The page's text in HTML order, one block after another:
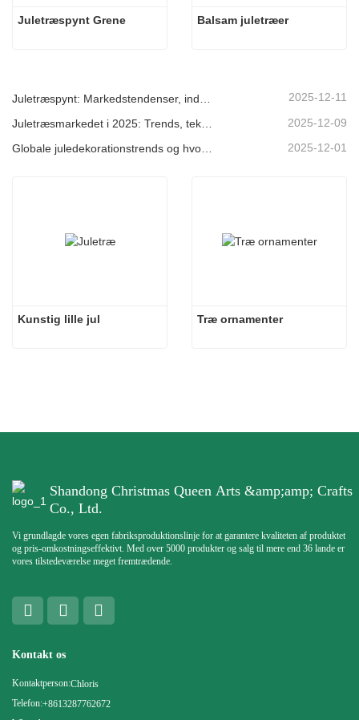
Juletræspynt Grene Balsam juletræer
2025-12-11
2025-12-09
2025-12-01
Kunstig lille jul Træ ornamenter
Shandong Christmas Queen Arts &amp;amp; Crafts
Co., Ltd.
Vi grundlagde vores egen fabriksproduktionslinje for at garantere kvaliteten af ​​produktet
og pris-omkostningseffektivt. Med over 5000 produkter og salg til mere end 36 lande er
vores tilstedeværelse meget fremtrædende.
Kontakt os
Kontaktperson:Chloris
Telefon:+8613287762672